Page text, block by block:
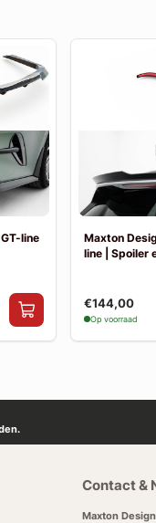
line
Maxton
line | Spoiler
€144,00
Op voorraad
Contact &
Maxton